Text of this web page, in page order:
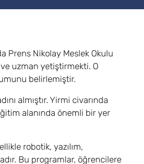
Prens Nikolay Meslek Okulu
ve uzman yetiştirmekti. O
belirlemiştir.
almıştır. Yirmi civarında
alanında önemli bir yer
robotik, yazılım,
Bu programlar, öğrencilere